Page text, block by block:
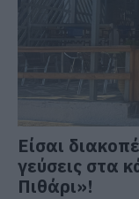
Είσαι
γεύσεις στα
Πιθάρι»!